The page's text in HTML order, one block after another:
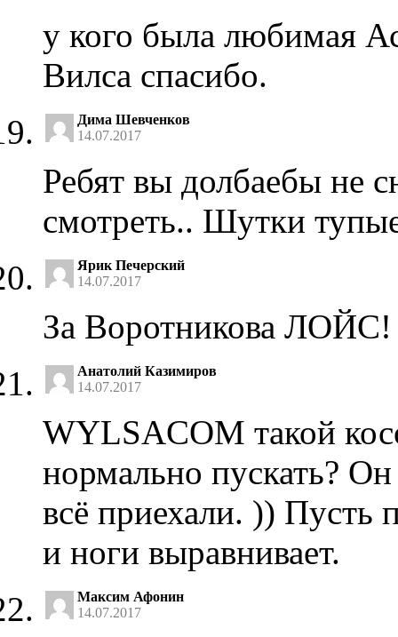
у кого была любимая
Вилса спасибо.
Дима Шевченков
14.07.2017
Ребят вы долбаебы не
смотреть.. Шутки
Ярик Печерский
14.07.2017
За Воротникова ЛОЙС!
Анатолий Казимиров
14.07.2017
WYLSACOM такой
нормально пускать?
всё приехали. ))
и ноги выравнивает.
Максим Афонин
14.07.2017